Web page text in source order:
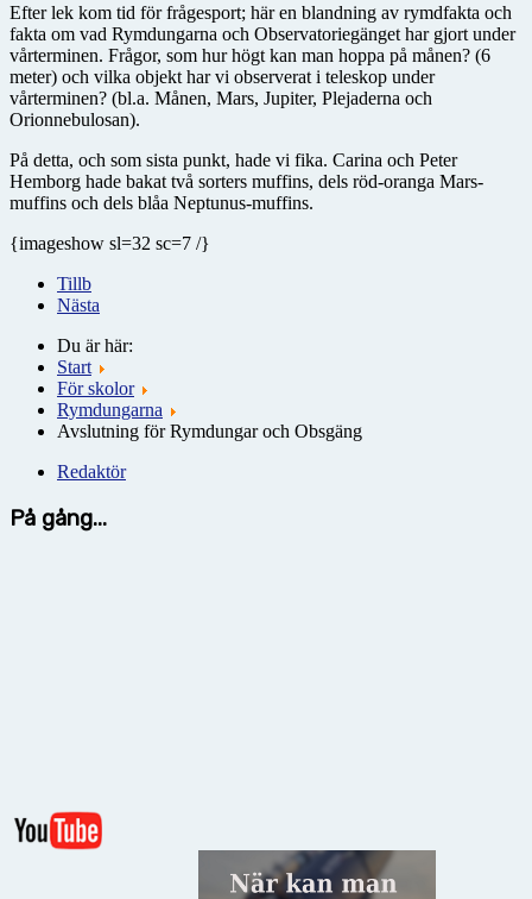
Efter lek kom tid för frågesport; här en blandning av rymdfakta och
fakta om vad Rymdungarna och Observatoriegänget har gjort under
vårterminen. Frågor, som hur högt kan man hoppa på månen? (6
meter) och vilka objekt har vi observerat i teleskop under
vårterminen? (bl.a. Månen, Mars, Jupiter, Plejaderna och
Orionnebulosan).
På detta, och som sista punkt, hade vi fika. Carina och Peter
Hemborg hade bakat två sorters muffins, dels röd-oranga Mars-
muffins och dels blåa Neptunus-muffins.
{imageshow sl=32 sc=7 /}
Tillb
Nästa
Du är här:
Start
För skolor
Rymdungarna
Avslutning för Rymdungar och Obsgäng
Redaktör
På gång...